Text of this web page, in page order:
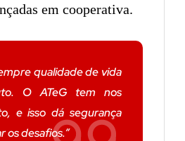
em cooperativa.
qualidade de vida
O ATeG tem nos
e isso dá segurança
os desafios.”